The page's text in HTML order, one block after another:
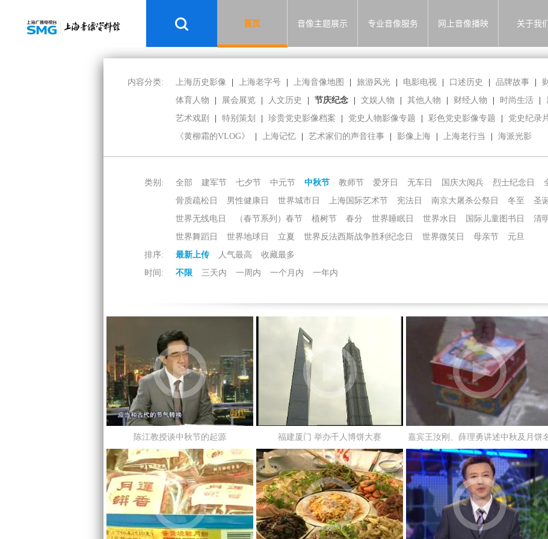
首页 音像主题展示 专业音像服务 网上音像播映 关于我们
内容分类: 上海历史影像 上海老字号 上海音像地图 旅游风光 电影电视 口述历史 品牌故事
体育人物
展会展览 人文历史 节庆纪念 文娱人物 其他人物 财经人物 时尚生活
艺术戏剧
特别策划 珍贵党史影像档案 党史人物影像专题 彩色党史影像专题 党史纪录
《黄柳霜的VLOG》
上海记忆 艺术家们的声音往事 影像上海 上海老行当 海派光影
类别: 全部 建军节 七夕节 中元节 中秋节 教师节 爱牙日 无车日 国庆大阅兵 烈士纪念日
骨质疏松日
男性健康日 世界城市日 上海国际艺术节 宪法日 南京大屠杀公祭日 冬至 圣
世界无线电日
（春节系列）春节 植树节 春分 世界睡眠日 世界水日 国际儿童图书日 清
世界舞蹈日
世界地球日 立夏 世界反法西斯战争胜利纪念日 世界微笑日 母亲节
元旦
排序:
最新上传 人气最高
收藏最多
时间:
不限 三天内 一周内 一个月内 一年内
陈江教授谈中秋节的起源 福建厦门 举办千人博饼大赛 嘉宾王汝刚、薛理勇讲述中秋及月饼
称来源的传说故事